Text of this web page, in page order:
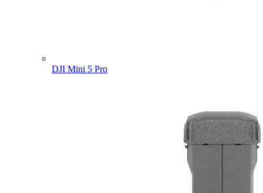
DJI Mini 5 Pro